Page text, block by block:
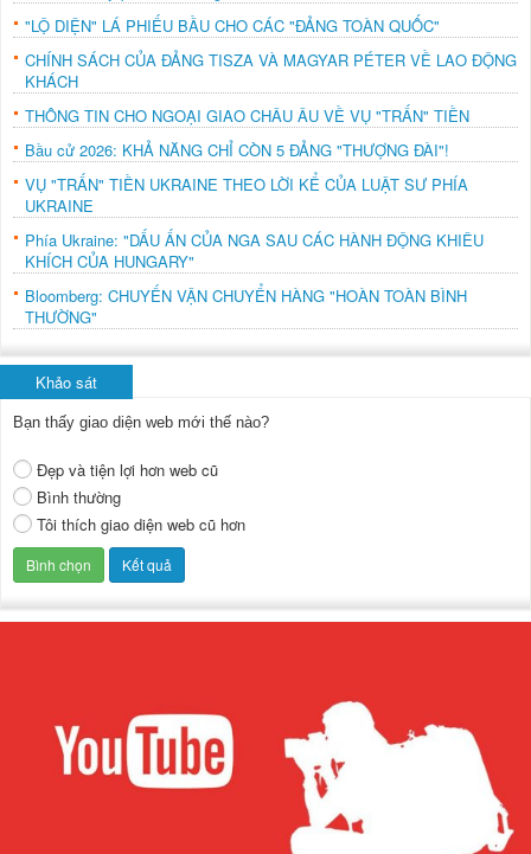
"LỘ DIỆN" LÁ PHIẾU BẦU CHO CÁC "ĐẢNG TOÀN QUỐC"
CHÍNH SÁCH CỦA ĐẢNG TISZA VÀ MAGYAR PÉTER VỀ LAO ĐỘNG
KHÁCH
THÔNG TIN CHO NGOẠI GIAO CHÂU ÂU VỀ VỤ "TRẤN" TIỀN
Bầu cử 2026: KHẢ NĂNG CHỈ CÒN 5 ĐẢNG "THƯỢNG ĐÀI"!
VỤ "TRẤN" TIỀN UKRAINE THEO LỜI KỂ CỦA LUẬT SƯ PHÍA
UKRAINE
Phía Ukraine: "DẤU ẤN CỦA NGA SAU CÁC HÀNH ĐỘNG KHIÊU
KHÍCH CỦA HUNGARY"
Bloomberg: CHUYẾN VẬN CHUYỂN HÀNG "HOÀN TOÀN BÌNH
THƯỜNG"
Khảo sát
Bạn thấy giao diện web mới thế nào?
Đẹp và tiện lợi hơn web cũ
Bình thường
Tôi thích giao diện web cũ hơn